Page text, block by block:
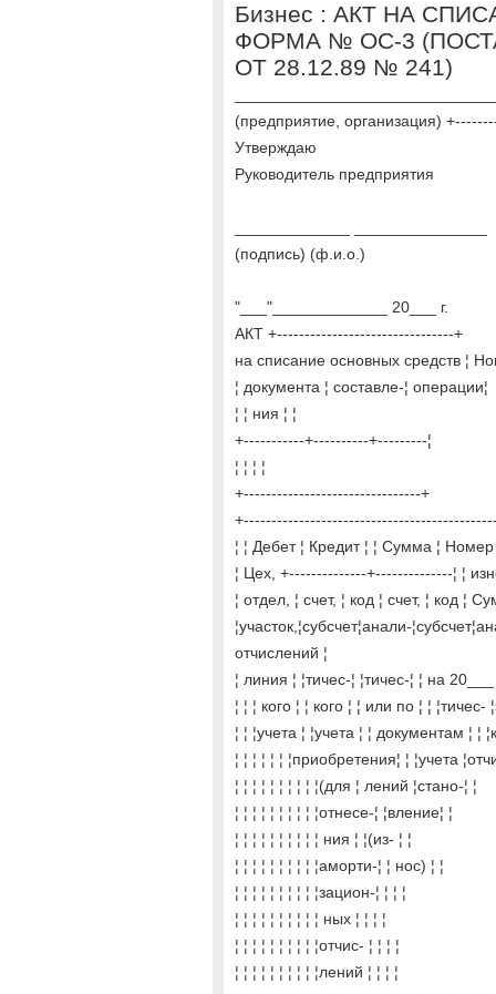
Бизнес : АКТ НА
ФОРМА № ОС-3
ОТ 28.12.89 № 241)
(предприятие, организация)
Утверждаю
Руководитель предприятия
(подпись) (ф.и.о.)
"___"_____________ 20___ г.
АКТ +--------------------------------+
на списание основных средств ¦
¦ документа ¦ составле-¦ операции¦
¦ ¦ ния ¦ ¦
+-----------+----------+---------¦
¦ ¦ ¦ ¦
+--------------------------------+
¦ ¦ Дебет ¦ Кредит ¦ ¦ Сумма ¦
¦ Цех, +--------------+--------------¦ ¦
¦ отдел, ¦ счет, ¦ код ¦ счет, ¦ код ¦
¦участок,¦субсчет¦анали-
отчислений ¦
¦ линия ¦ ¦тичес-¦ ¦тичес-¦ ¦ на
¦ ¦ ¦ кого ¦ ¦ кого ¦ ¦ или по ¦ ¦
¦ ¦ ¦учета ¦ ¦учета ¦ ¦ документам ¦
¦ ¦ ¦ ¦ ¦ ¦ ¦приобретения¦ ¦ ¦учета
¦ ¦ ¦ ¦ ¦ ¦ ¦ ¦ ¦ ¦(для ¦ лений ¦стано-¦ ¦
¦ ¦ ¦ ¦ ¦ ¦ ¦ ¦ ¦ ¦отнесе-¦ ¦вление¦ ¦
¦ ¦ ¦ ¦ ¦ ¦ ¦ ¦ ¦ ¦ ния ¦ ¦(из- ¦ ¦
¦ ¦ ¦ ¦ ¦ ¦ ¦ ¦ ¦ ¦аморти-¦ ¦ нос) ¦ ¦
¦ ¦ ¦ ¦ ¦ ¦ ¦ ¦ ¦ ¦зацион-¦ ¦ ¦ ¦
¦ ¦ ¦ ¦ ¦ ¦ ¦ ¦ ¦ ¦ ных ¦ ¦ ¦ ¦
¦ ¦ ¦ ¦ ¦ ¦ ¦ ¦ ¦ ¦отчис- ¦ ¦ ¦ ¦
¦ ¦ ¦ ¦ ¦ ¦ ¦ ¦ ¦ ¦лений ¦ ¦ ¦ ¦